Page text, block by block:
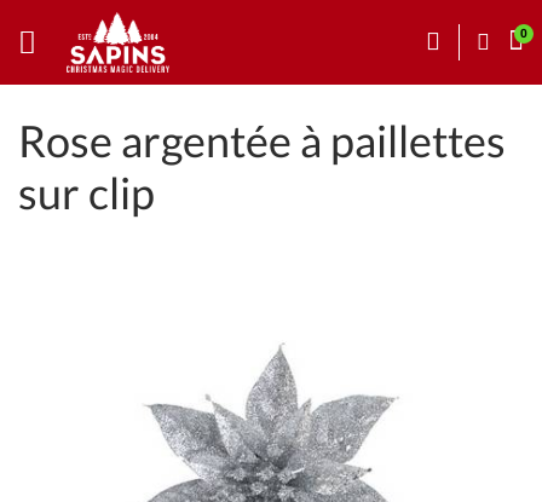
Rose argentée à paillettes
sur clip